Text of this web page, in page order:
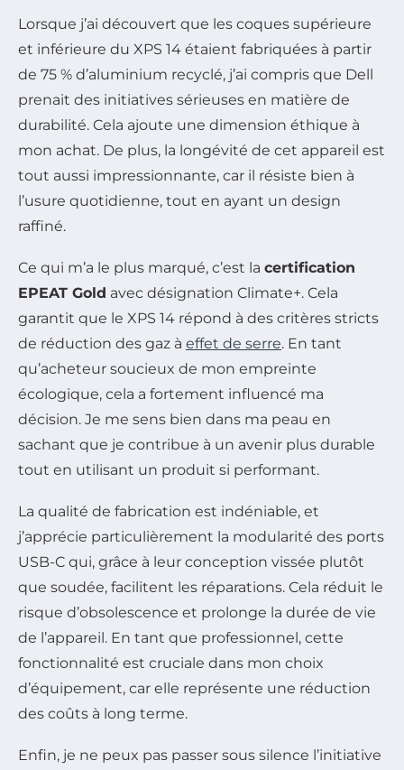
Lorsque j’ai découvert que les coques supérieure
et inférieure du XPS 14 étaient fabriquées à partir
de 75 % d’aluminium recyclé, j’ai compris que Dell
prenait des initiatives sérieuses en matière de
durabilité. Cela ajoute une dimension éthique à
mon achat. De plus, la longévité de cet appareil est
tout aussi impressionnante, car il résiste bien à
l’usure quotidienne, tout en ayant un design
raffiné.
Ce qui m’a le plus marqué, c’est la certification
EPEAT Gold avec désignation Climate+. Cela
garantit que le XPS 14 répond à des critères stricts
de réduction des gaz à effet de serre. En tant
qu’acheteur soucieux de mon empreinte
écologique, cela a fortement influencé ma
décision. Je me sens bien dans ma peau en
sachant que je contribue à un avenir plus durable
tout en utilisant un produit si performant.
La qualité de fabrication est indéniable, et
j’apprécie particulièrement la modularité des ports
USB-C qui, grâce à leur conception vissée plutôt
que soudée, facilitent les réparations. Cela réduit le
risque d’obsolescence et prolonge la durée de vie
de l’appareil. En tant que professionnel, cette
fonctionnalité est cruciale dans mon choix
d’équipement, car elle représente une réduction
des coûts à long terme.
Enfin, je ne peux pas passer sous silence l’initiative